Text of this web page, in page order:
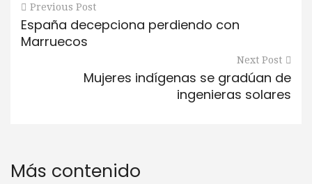
Previous Post
España decepciona perdiendo con
Marruecos
Next Post
Mujeres indígenas se gradúan de
ingenieras solares
Más contenido